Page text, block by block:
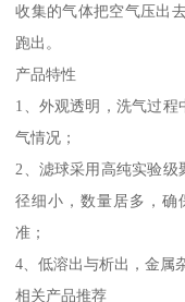
收集的气体把空气压出
跑出。
产品特性
1、外观透明，洗气过
气情况；
2、滤球采用高纯实验
径细小，数量居多，
准；
4、低溶出与析出，金属
相关产品推荐